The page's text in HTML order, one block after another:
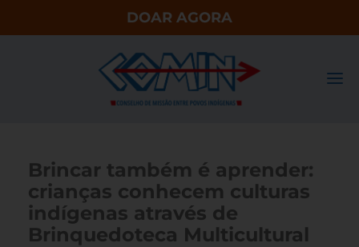
DOAR AGORA
Brincar também é aprender:
crianças conhecem culturas
indígenas através de
Brinquedoteca Multicultural